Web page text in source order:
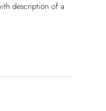
description of a